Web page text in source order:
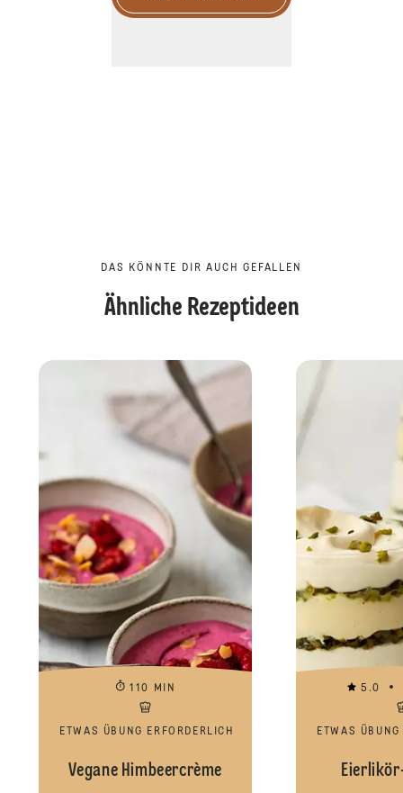
DAS KÖNNTE DIR AUCH GEFALLEN
Ähnliche Rezeptideen
110 MIN
ETWAS ÜBUNG ERFORDERLICH
Vegane Himbeercrème
5.0
ETWAS